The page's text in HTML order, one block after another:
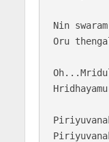
Nin
Oru